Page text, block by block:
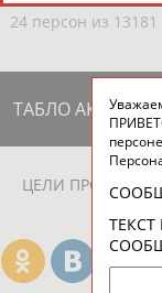
24 персон из 13181
ТАБЛО
ЦЕЛИ ПРОЕКТА